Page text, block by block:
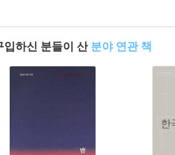
는 독립과 혁명의 찬연한 빛에 매
, 의지와 열정으로 극복하고자 했
만듦으로써 치열했던 삶에 모욕
갔다.
입하신 분들이 산 분야 연관 책